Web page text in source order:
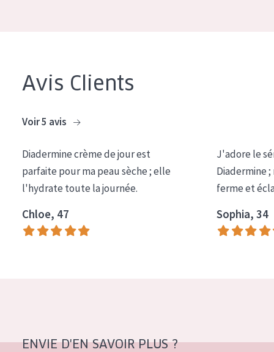
TYPE DE PRODUIT
Crème pour les Yeux
Sérum
COLLECTION
Avis Clients
Voir 5 avis
Diadermine crème de jour est
parfaite pour ma peau sèche ; elle
l'hydrate toute la journée.
Chloe, 47
J'adore le
Diadermine
ferme et
Sophia, 34
ENVIE D'EN SAVOIR PLUS ?